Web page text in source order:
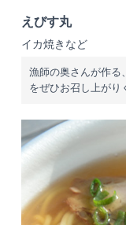
えびす丸
イカ焼きなど
漁師の奥さんが作る
をぜひお召し上がり